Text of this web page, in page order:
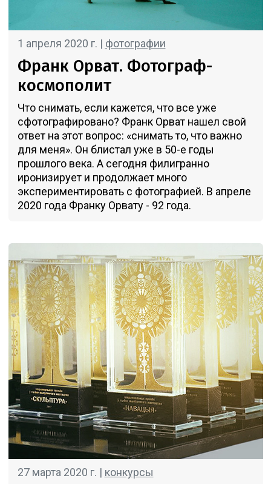
1 апреля 2020 г. | фотографии
Франк Орват. Фотограф-
космополит
Что снимать, если кажется, что все уже
сфотографировано? Франк Орват нашел свой
ответ на этот вопрос: «снимать то, что важно
для меня». Он блистал уже в 50-е годы
прошлого века. А сегодня филигранно
иронизирует и продолжает много
экспериментировать с фотографией. В апреле
2020 года Франку Орвату - 92 года.
27 марта 2020 г. | конкурсы